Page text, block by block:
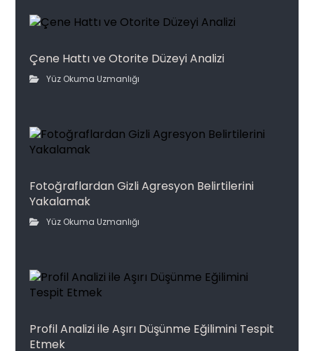
Çene Hattı ve Otorite Düzeyi Analizi
Yüz Okuma Uzmanlığı
Fotoğraflardan Gizli Agresyon Belirtilerini
Yakalamak
Yüz Okuma Uzmanlığı
Profil Analizi ile Aşırı Düşünme Eğilimini Tespit
Etmek